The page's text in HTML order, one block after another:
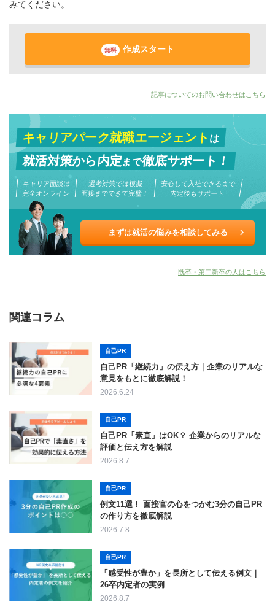
みてください。
無料 作成スタート
記事についてのお問い合わせはこちら
キャリアパーク就職エージェントは
就活対策から内定まで徹底サポート！
キャリア面談は
完全オンライン
選考対策では模擬
面接までできて完璧！
安心して入社できるまで
内定後もサポート
まずは就活の悩みを相談してみる
既卒・第二新卒の人はこちら
関連コラム
自己PR
自己PR「継続力」の伝え方｜企業のリアルな
意見をもとに徹底解説！
2026.6.24
自己PR
自己PR「素直」はOK？ 企業からのリアルな
評価と伝え方を解説
2026.8.7
自己PR
例文11選！ 面接官の心をつかむ3分の自己PR
の作り方を徹底解説
2026.7.8
自己PR
「感受性が豊か」を長所として伝える例文｜
26卒内定者の実例
2026.8.7